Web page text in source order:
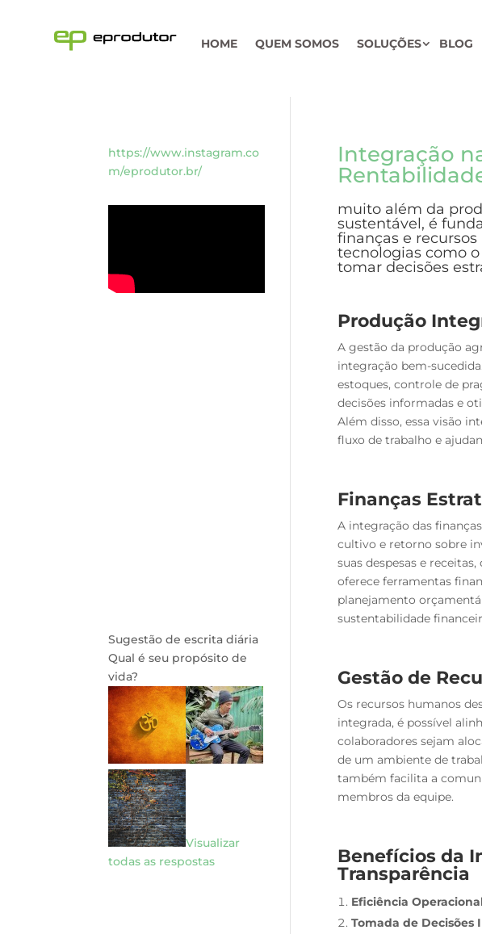
HOME QUEM SOMOS SOLUÇÕES BLOG
Integração
muito além da
sustentável, é
finanças e
tecnologias como
tomar decisões
Produção
A gestão da produção
integração bem-
estoques, controle de
decisões informadas e
Além disso, essa visão
fluxo de trabalho e
Finanças
A integração das
cultivo e retorno sobre
suas despesas e
oferece ferramentas
planejamento
sustentabilidade
Gestão de
Os recursos humanos
integrada, é possível
colaboradores sejam
de um ambiente de
também facilita a
membros da equipe.
Benefícios da
Transparência
Eficiência
Tomada de Decisões
https://www.instagram.co
m/eprodutor.br/
Sugestão de escrita diária
Qual é seu propósito de
vida?
Visualizar
todas as respostas